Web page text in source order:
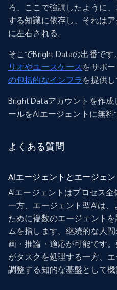
ろ、ここで強調したように
する知識に依存し、それは
に左右される。
そこでBright Dataの出番です
リオやユースケース をサポー
の包括的なインフラ を提供し
Bright Dataアカウントを作
ールをAIエージェントに無料
よくある質問
AIエージェントとエージェ
AIエージェントはプロセス全
一方、エージェント型AIは
ために複数のエージェント
ムを指します。継続的な人
画・推論・適応が可能です
がタスクを処理する一方、
調整する知的な基盤として機